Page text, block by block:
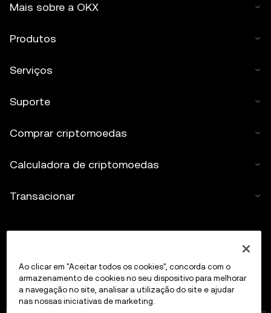
Mais sobre a OKX
Produtos
Serviços
Suporte
Comprar criptomoedas
Calculadora de criptomoedas
Transacionar
Ao clicar em "Aceitar todos os cookies", concorda com o
armazenamento de cookies no seu dispositivo para melhorar
a navegação no site, analisar a utilização do site e ajudar
nas nossas iniciativas de marketing.